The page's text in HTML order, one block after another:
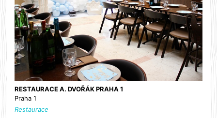
RESTAURACE A. DVOŘÁK PRAHA 1
Praha 1
Restaurace